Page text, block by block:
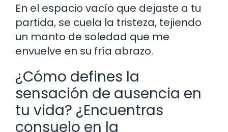
En el espacio vacío que dejaste a tu
partida, se cuela la tristeza, tejiendo
un manto de soledad que me
envuelve en su fría abrazo.
¿Cómo defines la
sensación de ausencia en
tu vida? ¿Encuentras
consuelo en la